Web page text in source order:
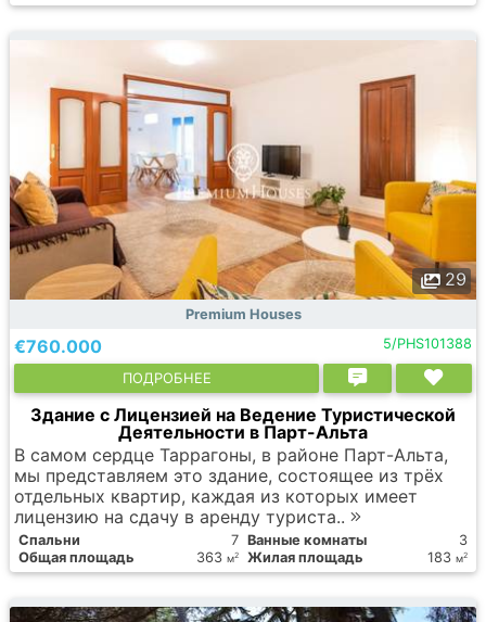
29
Premium Houses
€760.000 5/PHS101388
ПОДРОБНЕЕ
Здание с Лицензией на Ведение Туристической
Деятельности в Парт-Альта
В самом сердце Таррагоны, в районе Парт-Альта,
мы представляем это здание, состоящее из трёх
отдельных квартир, каждая из которых имеет
лицензию на сдачу в аренду туриста..
Спальни 7 Ванные комнаты
3
Общая площадь
363 м2 Жилая площадь 183 м2